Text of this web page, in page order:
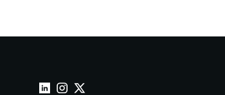
Wepoint sur Linkedin
Wepoint sur Instagram
Wepoint sur Twitter